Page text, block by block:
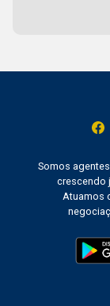
Somos
crescendo
Atuamos